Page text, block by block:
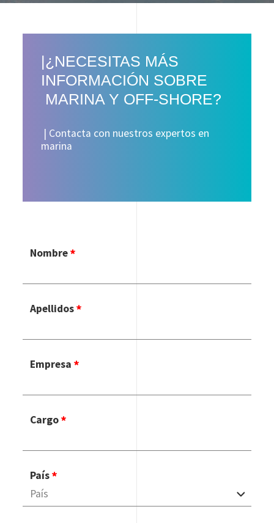
|¿NECESITAS MÁS
INFORMACIÓN SOBRE
MARINA Y OFF-SHORE?
| Contacta con nuestros expertos en
marina
Nombre
Apellidos
Empresa
Cargo
País